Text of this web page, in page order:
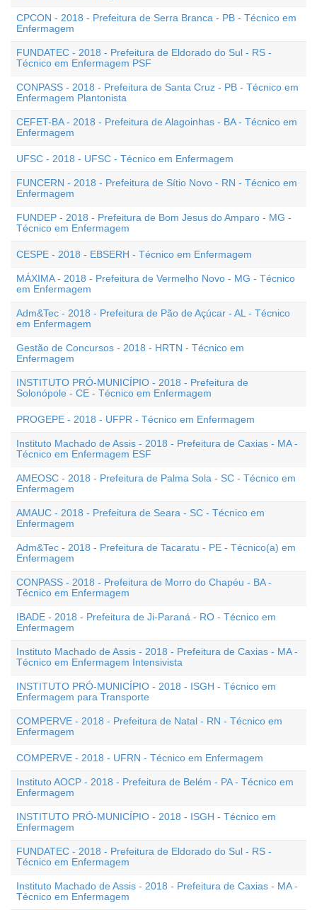
CPCON - 2018 - Prefeitura de Serra Branca - PB - Técnico em
Enfermagem
FUNDATEC - 2018 - Prefeitura de Eldorado do Sul - RS -
Técnico em Enfermagem PSF
CONPASS - 2018 - Prefeitura de Santa Cruz - PB - Técnico em
Enfermagem Plantonista
CEFET-BA - 2018 - Prefeitura de Alagoinhas - BA - Técnico em
Enfermagem
UFSC - 2018 - UFSC - Técnico em Enfermagem
FUNCERN - 2018 - Prefeitura de Sítio Novo - RN - Técnico em
Enfermagem
FUNDEP - 2018 - Prefeitura de Bom Jesus do Amparo - MG -
Técnico em Enfermagem
CESPE - 2018 - EBSERH - Técnico em Enfermagem
MÁXIMA - 2018 - Prefeitura de Vermelho Novo - MG - Técnico
em Enfermagem
Adm&Tec - 2018 - Prefeitura de Pão de Açúcar - AL - Técnico
em Enfermagem
Gestão de Concursos - 2018 - HRTN - Técnico em
Enfermagem
INSTITUTO PRÓ-MUNICÍPIO - 2018 - Prefeitura de
Solonópole - CE - Técnico em Enfermagem
PROGEPE - 2018 - UFPR - Técnico em Enfermagem
Instituto Machado de Assis - 2018 - Prefeitura de Caxias - MA -
Técnico em Enfermagem ESF
AMEOSC - 2018 - Prefeitura de Palma Sola - SC - Técnico em
Enfermagem
AMAUC - 2018 - Prefeitura de Seara - SC - Técnico em
Enfermagem
Adm&Tec - 2018 - Prefeitura de Tacaratu - PE - Técnico(a) em
Enfermagem
CONPASS - 2018 - Prefeitura de Morro do Chapéu - BA -
Técnico em Enfermagem
IBADE - 2018 - Prefeitura de Ji-Paraná - RO - Técnico em
Enfermagem
Instituto Machado de Assis - 2018 - Prefeitura de Caxias - MA -
Técnico em Enfermagem Intensivista
INSTITUTO PRÓ-MUNICÍPIO - 2018 - ISGH - Técnico em
Enfermagem para Transporte
COMPERVE - 2018 - Prefeitura de Natal - RN - Técnico em
Enfermagem
COMPERVE - 2018 - UFRN - Técnico em Enfermagem
Instituto AOCP - 2018 - Prefeitura de Belém - PA - Técnico em
Enfermagem
INSTITUTO PRÓ-MUNICÍPIO - 2018 - ISGH - Técnico em
Enfermagem
FUNDATEC - 2018 - Prefeitura de Eldorado do Sul - RS -
Técnico em Enfermagem
Instituto Machado de Assis - 2018 - Prefeitura de Caxias - MA -
Técnico em Enfermagem